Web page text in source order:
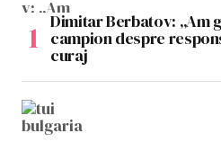
Dimitar Berbatov: „Am
campion despre
curaj